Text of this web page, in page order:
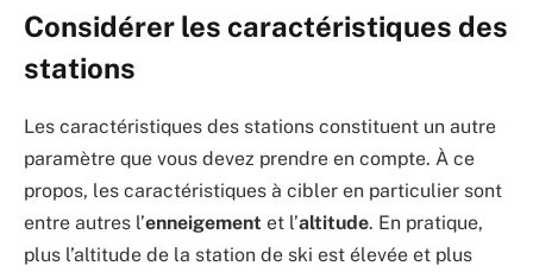
Considérer les caractéristiques des
stations
Les caractéristiques des stations constituent un autre
paramètre que vous devez prendre en compte. À ce
propos, les caractéristiques à cibler en particulier sont
entre autres l’enneigement et l’altitude. En pratique,
plus l’altitude de la station de ski est élevée et plus